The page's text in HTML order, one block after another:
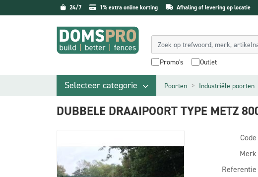
24/7 1% extra online korting Afhaling of levering op locatie
Promo's Outlet
Selecteer categorie Poorten Industriële poorten
DUBBELE DRAAIPOORT TYPE METZ
Code
Merk
Referentie